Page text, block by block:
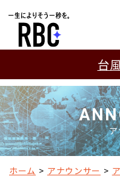
台
ア
ホーム アナウンサー